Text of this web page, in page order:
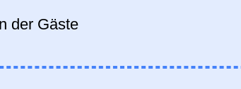
der Gäste